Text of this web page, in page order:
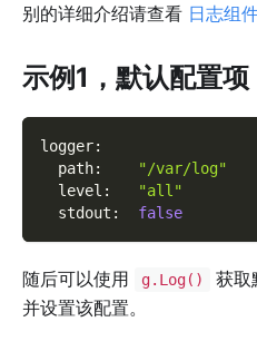
别的详细介绍请查看 日志组
示例1，默认配置项
logger:
path:
"/var/log"
level :
"all"
stdout : false
随后可以使用 g.Log()
获取
并设置该配置。